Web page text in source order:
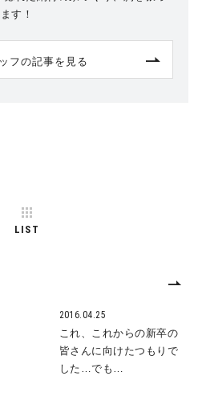
す！
フの記事を見る
LIST
2016.04.25
これ、これからの新卒の
皆さんに向けたつもりで
した…でも…